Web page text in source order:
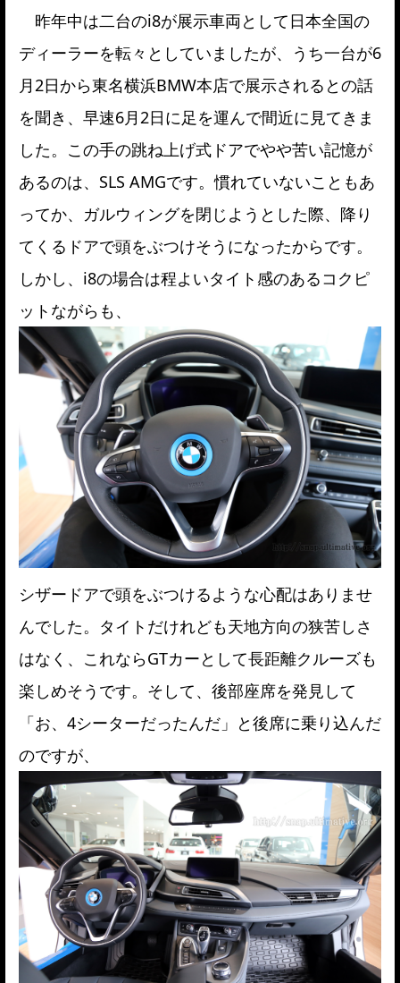
昨年中は二台のi8が展示車両として日本全国の
ディーラーを転々としていましたが、うち一台が6
月2日から東名横浜BMW本店で展示されるとの話
を聞き、早速6月2日に足を運んで間近に見てきま
した。この手の跳ね上げ式ドアでやや苦い記憶が
あるのは、SLS AMGです。慣れていないこともあ
ってか、ガルウィングを閉じようとした際、降り
てくるドアで頭をぶつけそうになったからです。
しかし、i8の場合は程よいタイト感のあるコクピ
ットながらも、
シザードアで頭をぶつけるような心配はありませ
んでした。タイトだけれども天地方向の狭苦しさ
はなく、これならGTカーとして長距離クルーズも
楽しめそうです。そして、後部座席を発見して
「お、4シーターだったんだ」と後席に乗り込んだ
のですが、